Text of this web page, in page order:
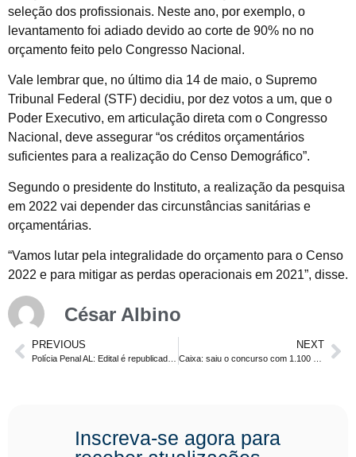
seleção dos profissionais. Neste ano, por exemplo, o
levantamento foi adiado devido ao corte de 90% no no
orçamento feito pelo Congresso Nacional.
Vale lembrar que, no último dia 14 de maio, o Supremo
Tribunal Federal (STF) decidiu, por dez votos a um, que o
Poder Executivo, em articulação direta com o Congresso
Nacional, deve assegurar “os créditos orçamentários
suficientes para a realização do Censo Demográfico”.
Segundo o presidente do Instituto, a realização da pesquisa
em 2022 vai depender das circunstâncias sanitárias e
orçamentárias.
“Vamos lutar pela integralidade do orçamento para o Censo
2022 e para mitigar as perdas operacionais em 2021”, disse.
César Albino
PREVIOUS NEXT
Inscreva-se agora para